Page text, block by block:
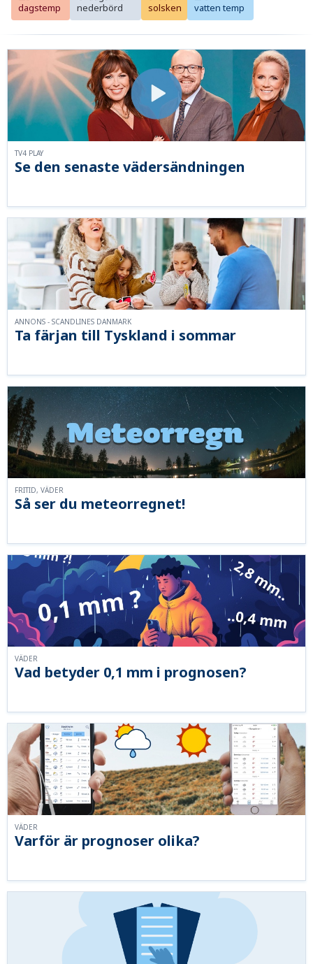
dagstemp
nederbörd
solsken vatten temp
Se den senaste vädersändningen
TV4 PLAY
Ta färjan till Tyskland i sommar
ANNONS - SCANDLINES DANMARK
Så ser du meteorregnet!
FRITID, VÄDER
Vad betyder 0,1 mm i prognosen?
VÄDER
Varför är prognoser olika?
VÄDER